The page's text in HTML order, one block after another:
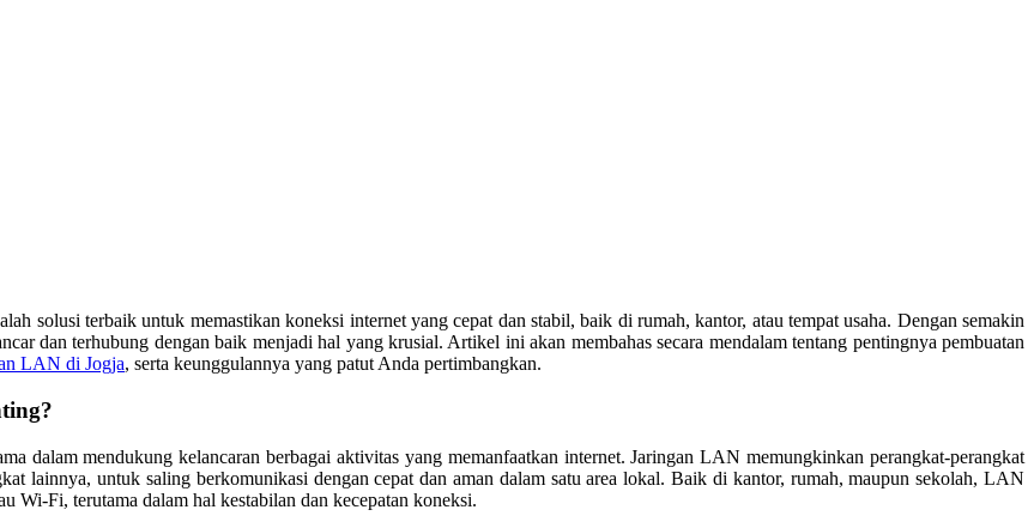
solusi terbaik untuk memastikan koneksi internet yang cepat dan stabil, baik di rumah, kantor, atau tempat usaha. Dengan semakin
dan terhubung dengan baik menjadi hal yang krusial. Artikel ini akan membahas secara mendalam tentang pentingnya pembuatan
LAN di Jogja, serta keunggulannya yang patut Anda pertimbangkan.
dalam mendukung kelancaran berbagai aktivitas yang memanfaatkan internet. Jaringan LAN memungkinkan perangkat-perangkat
lainnya, untuk saling berkomunikasi dengan cepat dan aman dalam satu area lokal. Baik di kantor, rumah, maupun sekolah, LAN
Wi-Fi, terutama dalam hal kestabilan dan kecepatan koneksi.